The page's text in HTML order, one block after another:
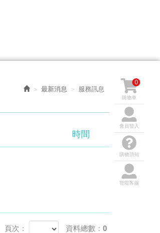
最新消息 服務訊息
時間
頁次： 資料總數：0
購物車
0
會員登入
購物須知
智能客服